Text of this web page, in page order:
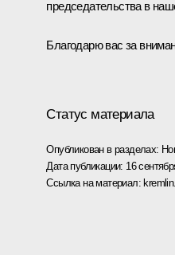
председательства в
Благодарю вас за
Статус материала
Опубликован в разделах:
Дата публикации: 16
Ссылка на материал: